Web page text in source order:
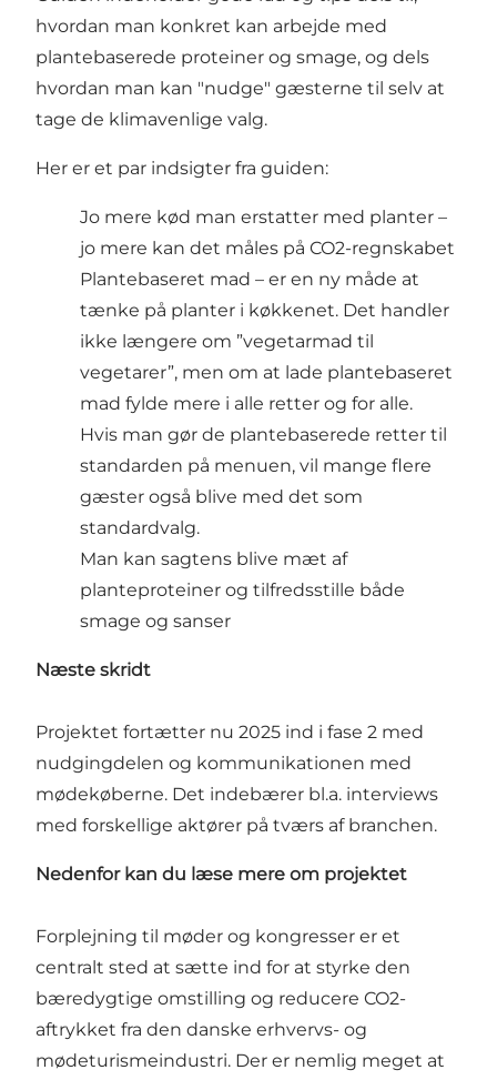
hvordan man konkret kan arbejde med
plantebaserede proteiner og smage, og dels
hvordan man kan "nudge" gæsterne til selv at
tage de klimavenlige valg.
Her er et par indsigter fra guiden:
Jo mere kød man erstatter med planter –
jo mere kan det måles på CO2-regnskabet
Plantebaseret mad – er en ny måde at
tænke på planter i køkkenet. Det handler
ikke længere om ”vegetarmad til
vegetarer”, men om at lade plantebaseret
mad fylde mere i alle retter og for alle.
Hvis man gør de plantebaserede retter til
standarden på menuen, vil mange flere
gæster også blive med det som
standardvalg.
Man kan sagtens blive mæt af
planteproteiner og tilfredsstille både
smage og sanser
Næste skridt
Projektet fortætter nu 2025 ind i fase 2 med
nudgingdelen og kommunikationen med
mødekøberne. Det indebærer bl.a. interviews
med forskellige aktører på tværs af branchen.
Nedenfor kan du læse mere om projektet
Forplejning til møder og kongresser er et
centralt sted at sætte ind for at styrke den
bæredygtige omstilling og reducere CO2-
aftrykket fra den danske erhvervs- og
mødeturismeindustri. Der er nemlig meget at